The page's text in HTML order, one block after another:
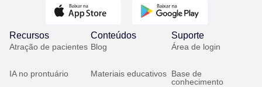
Recursos
Atração de pacientes
IA no prontuário
Conteúdos
Blog
Materiais educativos
Suporte
Área de login
Base de
conhecimento